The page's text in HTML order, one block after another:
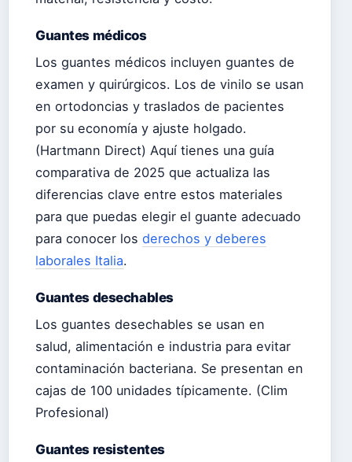
Guantes médicos
Los guantes médicos incluyen guantes de
examen y quirúrgicos. Los de vinilo se usan
en ortodoncias y traslados de pacientes
por su economía y ajuste holgado.
(Hartmann Direct) Aquí tienes una guía
comparativa de 2025 que actualiza las
diferencias clave entre estos materiales
para que puedas elegir el guante adecuado
para conocer los derechos y deberes
laborales Italia.
Guantes desechables
Los guantes desechables se usan en
salud, alimentación e industria para evitar
contaminación bacteriana. Se presentan en
cajas de 100 unidades típicamente. (Clim
Profesional)
Guantes resistentes